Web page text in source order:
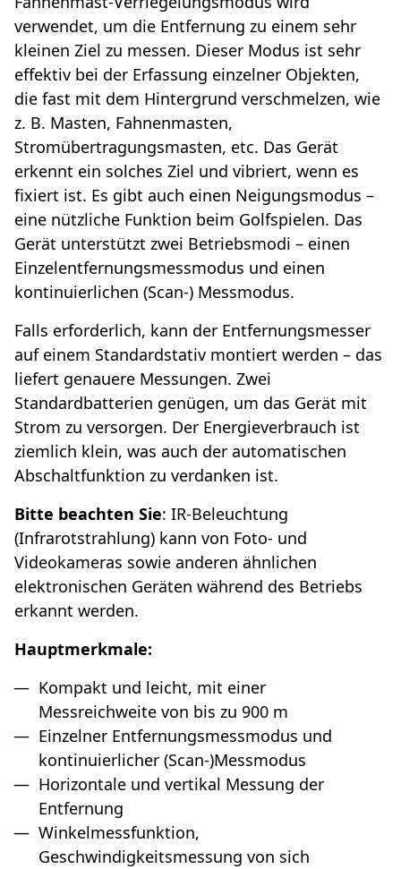
verwendet, um die Entfernung zu einem sehr
kleinen Ziel zu messen. Dieser Modus ist sehr
effektiv bei der Erfassung einzelner Objekten,
die fast mit dem Hintergrund verschmelzen, wie
z. B. Masten, Fahnenmasten,
Stromübertragungsmasten, etc. Das Gerät
erkennt ein solches Ziel und vibriert, wenn es
fixiert ist. Es gibt auch einen Neigungsmodus –
eine nützliche Funktion beim Golfspielen. Das
Gerät unterstützt zwei Betriebsmodi – einen
Einzelentfernungsmessmodus und einen
kontinuierlichen (Scan-) Messmodus.
Falls erforderlich, kann der Entfernungsmesser
auf einem Standardstativ montiert werden – das
liefert genauere Messungen. Zwei
Standardbatterien genügen, um das Gerät mit
Strom zu versorgen. Der Energieverbrauch ist
ziemlich klein, was auch der automatischen
Abschaltfunktion zu verdanken ist.
Bitte beachten Sie: IR-Beleuchtung
(Infrarotstrahlung) kann von Foto- und
Videokameras sowie anderen ähnlichen
elektronischen Geräten während des Betriebs
erkannt werden.
Hauptmerkmale:
Kompakt und leicht, mit einer
Messreichweite von bis zu 900 m
Einzelner Entfernungsmessmodus und
kontinuierlicher (Scan-)Messmodus
Horizontale und vertikal Messung der
Entfernung
Winkelmessfunktion,
Geschwindigkeitsmessung von sich